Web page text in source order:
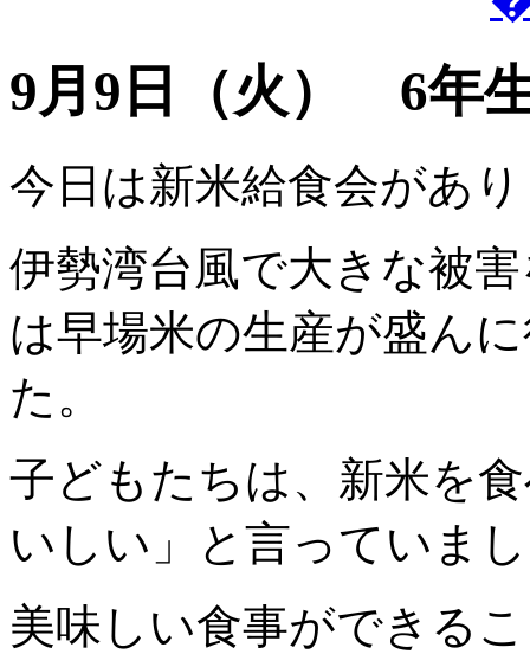
9月9日（火） 6年
今日は新米給食会があ
伊勢湾台風で大きな被
は早場米の生産が盛ん
た。
子どもたちは、新米を
いしい」と言っていま
美味しい食事ができる